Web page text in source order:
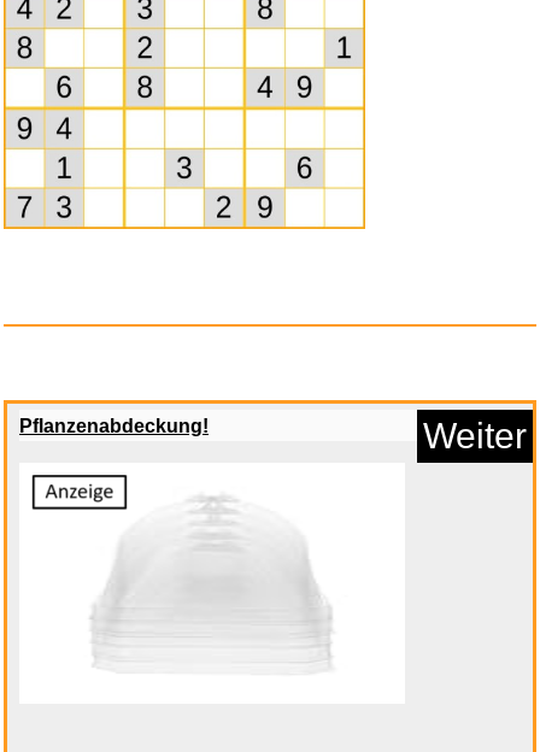
Uvex i-works Schutzbrille, Arb...
Tsubo-Acupoint Encyclopedia,1
Pflanzenabdeckung! Weiter